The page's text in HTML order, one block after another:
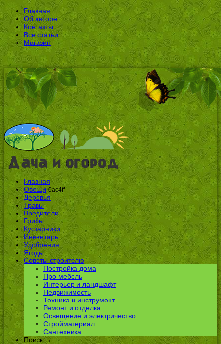
Главная
Об авторе
Контакты
Все статьи
Магазин
Главная
Овощи 0ac4ff
Деревья
Травы
Вредители
Грибы
Кустарники
Инвентарь
Удобрения
Ягоды
Советы строителю
Постройка дома
Про мебель
Интерьер и ландшафт
Недвижимость
Техника и инструмент
Ремонт и отделка
Освещение и электричество
Стройматериал
Сантехника
Поиск →